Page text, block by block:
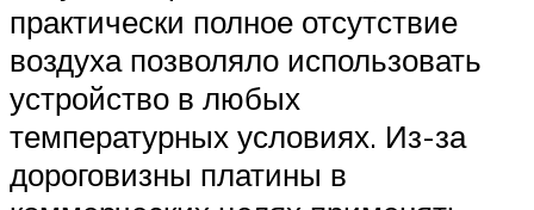
практически полное отсутствие
воздуха позволяло использовать
устройство в любых
температурных условиях. Из-за
дороговизны платины в